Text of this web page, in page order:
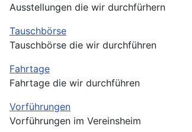
Ausstellungen die wir durchfürhern
Tauschbörse
Tauschbörse die wir durchführen
Fahrtage
Fahrtage die wir durchführen
Vorführungen
Vorführungen im Vereinsheim